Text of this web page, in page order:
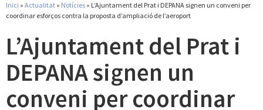
Esteu aquí
Inici » Actualitat » Notícies » L’Ajuntament del Prat i DEPANA signen un conveni per
coordinar esforços contra la proposta d’ampliació de l’aeroport
L’Ajuntament del Prat i
DEPANA signen un
conveni per coordinar